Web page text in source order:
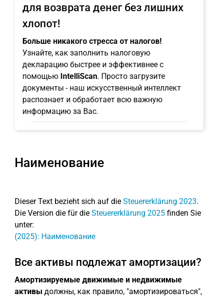
для возврата денег без лишних
хлопот!
Больше никакого стресса от налогов!
Узнайте, как заполнить налоговую
декларацию быстрее и эффективнее с
помощью IntelliScan. Просто загрузите
документы - наш искусственный интеллект
распознает и обработает всю важную
информацию за Вас.
Наименование
Dieser Text bezieht sich auf die Steuererklärung 2023.
Die Version die für die Steuererklärung 2025 finden Sie
unter:
(2025): Наименование
Все активы подлежат амортизации?
Амортизируемые движимые и недвижимые
активы должны, как правило, "амортизироваться",